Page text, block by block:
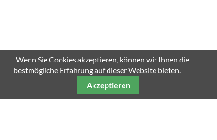
Wenn Sie Cookies akzeptieren, können wir Ihnen die
bestmögliche Erfahrung auf dieser Website bieten.
Akzeptieren